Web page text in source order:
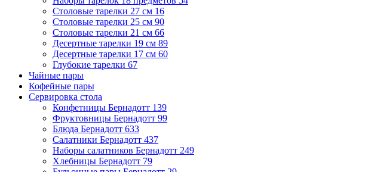
Столовые тарелки 27 см 16
Столовые тарелки 25 см 90
Столовые тарелки 21 см 66
Десертные тарелки 19 см 89
Десертные тарелки 17 см 60
Глубокие тарелки 67
Чайные пары
Кофейные пары
Сервировка стола
Конфетницы Бернадотт 139
Фруктовницы Бернадотт 99
Блюда Бернадотт 633
Салатники Бернадотт 437
Наборы салатников Бернадотт 249
Хлебницы Бернадотт 79